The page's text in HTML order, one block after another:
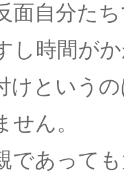
面自分た
し時間が
けという
ん。
であって